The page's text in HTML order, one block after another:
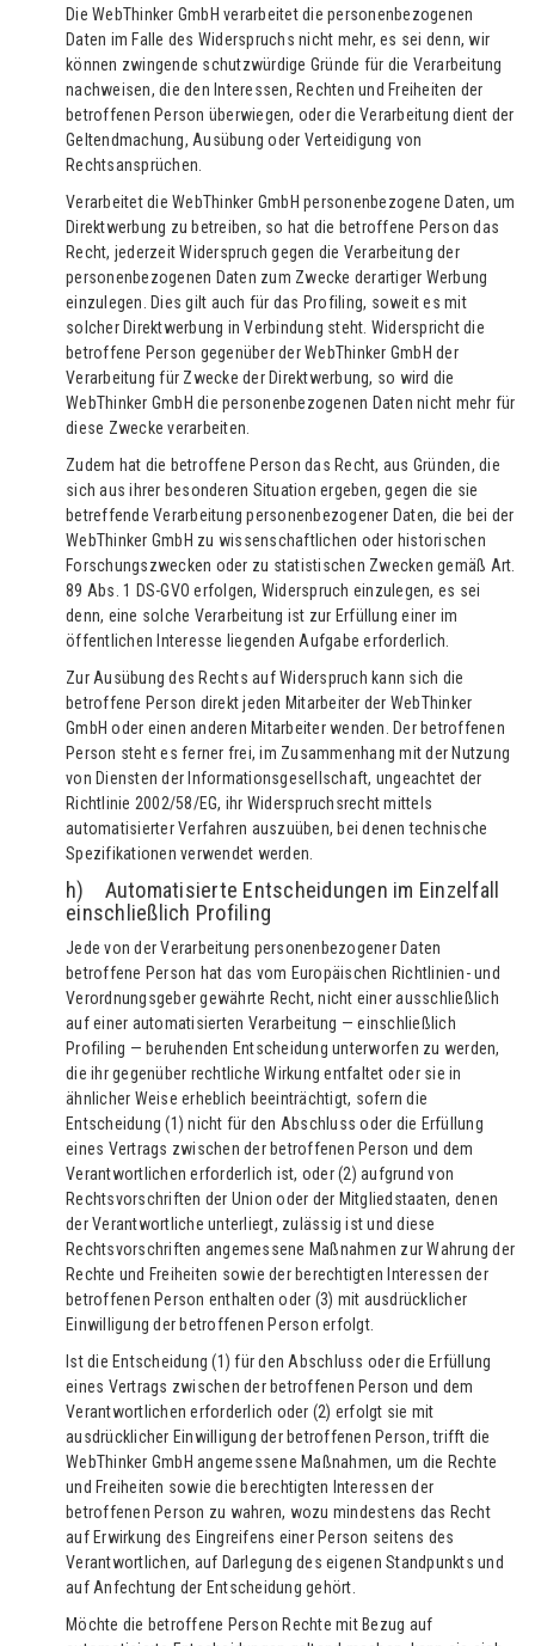
Die WebThinker GmbH verarbeitet die personenbezogenen
Daten im Falle des Widerspruchs nicht mehr, es sei denn, wir
können zwingende schutzwürdige Gründe für die Verarbeitung
nachweisen, die den Interessen, Rechten und Freiheiten der
betroffenen Person überwiegen, oder die Verarbeitung dient der
Geltendmachung, Ausübung oder Verteidigung von
Rechtsansprüchen.
Verarbeitet die WebThinker GmbH personenbezogene Daten, um
Direktwerbung zu betreiben, so hat die betroffene Person das
Recht, jederzeit Widerspruch gegen die Verarbeitung der
personenbezogenen Daten zum Zwecke derartiger Werbung
einzulegen. Dies gilt auch für das Profiling, soweit es mit
solcher Direktwerbung in Verbindung steht. Widerspricht die
betroffene Person gegenüber der WebThinker GmbH der
Verarbeitung für Zwecke der Direktwerbung, so wird die
WebThinker GmbH die personenbezogenen Daten nicht mehr für
diese Zwecke verarbeiten.
Zudem hat die betroffene Person das Recht, aus Gründen, die
sich aus ihrer besonderen Situation ergeben, gegen die sie
betreffende Verarbeitung personenbezogener Daten, die bei der
WebThinker GmbH zu wissenschaftlichen oder historischen
Forschungszwecken oder zu statistischen Zwecken gemäß Art.
89 Abs. 1 DS-GVO erfolgen, Widerspruch einzulegen, es sei
denn, eine solche Verarbeitung ist zur Erfüllung einer im
öffentlichen Interesse liegenden Aufgabe erforderlich.
Zur Ausübung des Rechts auf Widerspruch kann sich die
betroffene Person direkt jeden Mitarbeiter der WebThinker
GmbH oder einen anderen Mitarbeiter wenden. Der betroffenen
Person steht es ferner frei, im Zusammenhang mit der Nutzung
von Diensten der Informationsgesellschaft, ungeachtet der
Richtlinie 2002/58/EG, ihr Widerspruchsrecht mittels
automatisierter Verfahren auszuüben, bei denen technische
Spezifikationen verwendet werden.
h) Automatisierte Entscheidungen im Einzelfall
einschließlich Profiling
Jede von der Verarbeitung personenbezogener Daten
betroffene Person hat das vom Europäischen Richtlinien- und
Verordnungsgeber gewährte Recht, nicht einer ausschließlich
auf einer automatisierten Verarbeitung — einschließlich
Profiling — beruhenden Entscheidung unterworfen zu werden,
die ihr gegenüber rechtliche Wirkung entfaltet oder sie in
ähnlicher Weise erheblich beeinträchtigt, sofern die
Entscheidung (1) nicht für den Abschluss oder die Erfüllung
eines Vertrags zwischen der betroffenen Person und dem
Verantwortlichen erforderlich ist, oder (2) aufgrund von
Rechtsvorschriften der Union oder der Mitgliedstaaten, denen
der Verantwortliche unterliegt, zulässig ist und diese
Rechtsvorschriften angemessene Maßnahmen zur Wahrung der
Rechte und Freiheiten sowie der berechtigten Interessen der
betroffenen Person enthalten oder (3) mit ausdrücklicher
Einwilligung der betroffenen Person erfolgt.
Ist die Entscheidung (1) für den Abschluss oder die Erfüllung
eines Vertrags zwischen der betroffenen Person und dem
Verantwortlichen erforderlich oder (2) erfolgt sie mit
ausdrücklicher Einwilligung der betroffenen Person, trifft die
WebThinker GmbH angemessene Maßnahmen, um die Rechte
und Freiheiten sowie die berechtigten Interessen der
betroffenen Person zu wahren, wozu mindestens das Recht
auf Erwirkung des Eingreifens einer Person seitens des
Verantwortlichen, auf Darlegung des eigenen Standpunkts und
auf Anfechtung der Entscheidung gehört.
Möchte die betroffene Person Rechte mit Bezug auf